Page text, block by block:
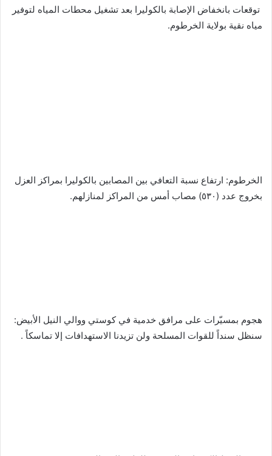
‬‏ توقعات بانخفاض الإصابة بالكوليرا بعد تشغيل محطات المياه لتوفير
مياه نقية بولاية الخرطوم.
‬‏الخرطوم: ارتفاع نسبة التعافي بين المصابين بالكوليرا بمراكز العزل
بخروج عدد (٥٣٠) مصاب أمس من المراكز لمنازلهم.
‬‏هجوم بمسيّرات على مرافق خدمية في كوستي ووالي النيل الأبيض:
سنظل سنداً للقوات المسلحة ولن تزيدنا الاستهدافات إلا تماسكاً .